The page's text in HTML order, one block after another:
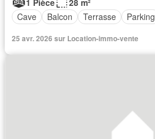
Cave
Balcon Terrasse Parking
25 avr. 2026 sur Location-immo-vente